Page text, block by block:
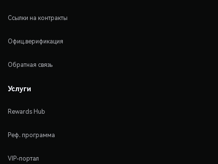
Ссылки на контракты
Офиц.верификация
Обратная связь
Услуги
Rewards Hub
Реф. программа
VIP-портал